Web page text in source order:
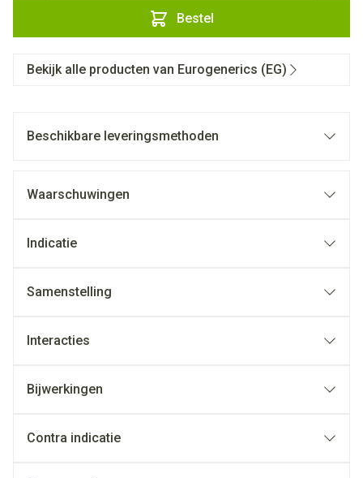
Bestel
Bekijk alle producten van Eurogenerics (EG)
Beschikbare leveringsmethoden
Waarschuwingen
Indicatie
Samenstelling
Interacties
Bijwerkingen
Contra indicatie